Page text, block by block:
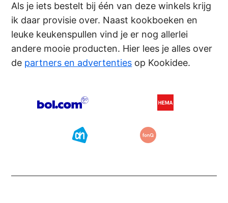
Als je iets bestelt bij één van deze winkels krijg
ik daar provisie over. Naast kookboeken en
leuke keukenspullen vind je er nog allerlei
andere mooie producten. Hier lees je alles over
de partners en advertenties op Kookidee.